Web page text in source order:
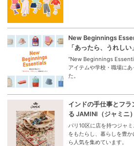
New Beginnings
「あったら、うれしい
“New Beginnings
アイテムや学校・職場に
た。
インドの手仕事とフ
る JAMINI（ジャミニ）
パリ10区に店を持つジャ
をもたらし、暮らしを豊
ら人気を集めています。